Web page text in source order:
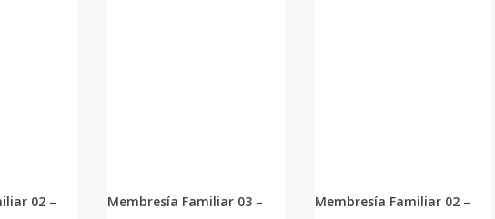
02 – Membresía Familiar 03 – Membresía Familiar 02 –